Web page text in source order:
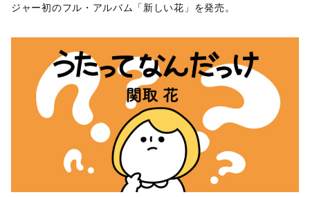
ジャー初のフル・アルバム「新しい花」を発売。